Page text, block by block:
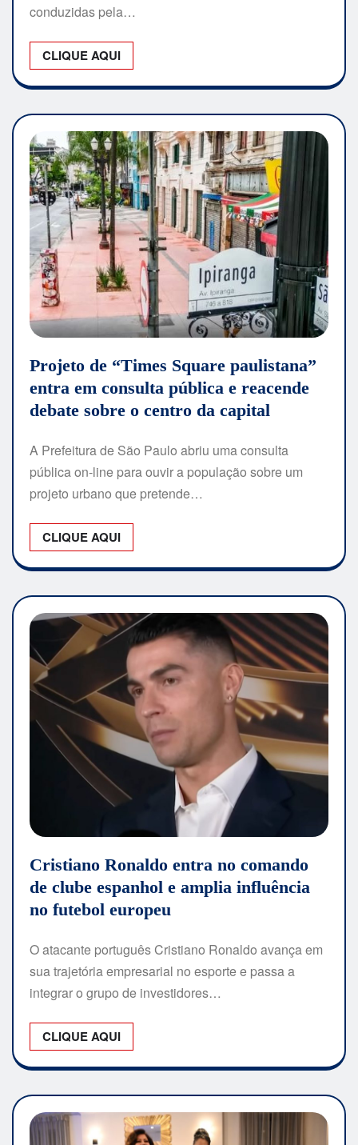
conduzidas pela…
CLIQUE AQUI
Projeto de “Times Square paulistana”
entra em consulta pública e reacende
debate sobre o centro da capital
A Prefeitura de São Paulo abriu uma consulta
pública on-line para ouvir a população sobre um
projeto urbano que pretende…
CLIQUE AQUI
Cristiano Ronaldo entra no comando
de clube espanhol e amplia influência
no futebol europeu
O atacante português Cristiano Ronaldo avança em
sua trajetória empresarial no esporte e passa a
integrar o grupo de investidores…
CLIQUE AQUI